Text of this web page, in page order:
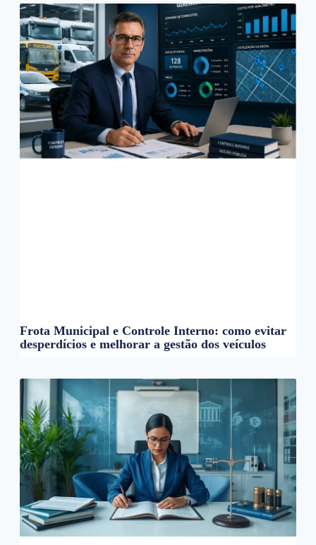
Frota Municipal e Controle Interno: como evitar
desperdícios e melhorar a gestão dos veículos